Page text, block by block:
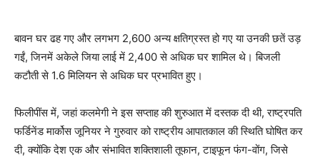
बावन घर ढह गए और लगभग 2,600 अन्य क्षतिग्रस्त हो गए या उनकी छतें उड़
गईं, जिनमें अकेले जिया लाई में 2,400 से अधिक घर शामिल थे। बिजली
कटौती से 1.6 मिलियन से अधिक घर प्रभावित हुए।
फिलीपींस में, जहां कलमेगी ने इस सप्ताह की शुरुआत में दस्तक दी थी, राष्ट्रपति
फर्डिनेंड मार्कोस जूनियर ने गुरुवार को राष्ट्रीय आपातकाल की स्थिति घोषित कर
दी, क्योंकि देश एक और संभावित शक्तिशाली तूफान, टाइफून फंग-वोंग, जिसे